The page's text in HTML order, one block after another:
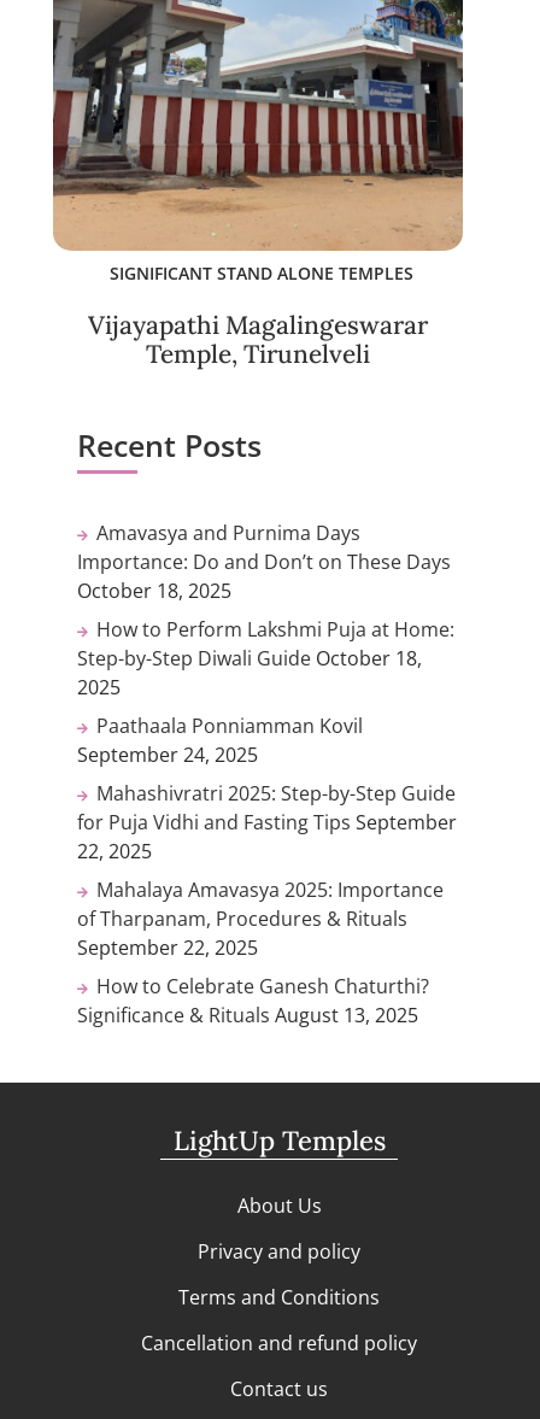
SIGNIFICANT STAND ALONE TEMPLES
Vijayapathi Magalingeswarar
Temple, Tirunelveli
Recent Posts
Amavasya and Purnima Days
Importance: Do and Don’t on These Days
October 18, 2025
How to Perform Lakshmi Puja at Home:
Step-by-Step Diwali Guide October 18,
2025
Paathaala Ponniamman Kovil
September 24, 2025
Mahashivratri 2025: Step-by-Step Guide
for Puja Vidhi and Fasting Tips September
22, 2025
Mahalaya Amavasya 2025: Importance
of Tharpanam, Procedures & Rituals
September 22, 2025
How to Celebrate Ganesh Chaturthi?
Significance & Rituals August 13, 2025
LightUp Temples
About Us
Privacy and policy
Terms and Conditions
Cancellation and refund policy
Contact us